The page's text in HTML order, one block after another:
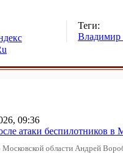
Теги:
Владимир
09:36
атаки беспилотников в
области Андрей